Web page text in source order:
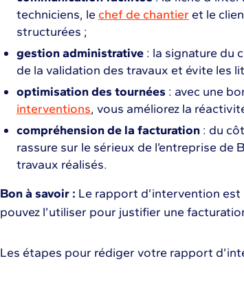
techniciens, le chef de chantieret le
structurées ;
gestion administrative: la signature du
de la validation des travaux et évite les
optimisation des tournées : avec une
interventions, vous améliorez la
compréhension de la facturation: du
rassure sur le sérieux de l’entreprise de
travaux réalisés.
Bon à savoir : Le rapport d’intervention
pouvez l’utiliser pour justifier une
Les étapes pour rédiger votre rapport